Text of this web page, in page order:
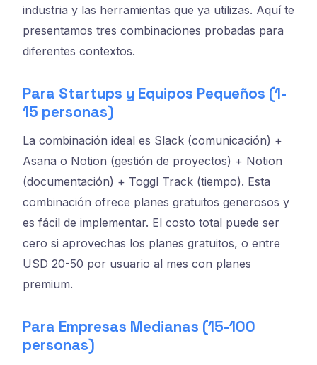
industria y las herramientas que ya utilizas. Aquí te
presentamos tres combinaciones probadas para
diferentes contextos.
Para Startups y Equipos Pequeños (1-
15 personas)
La combinación ideal es Slack (comunicación) +
Asana o Notion (gestión de proyectos) + Notion
(documentación) + Toggl Track (tiempo). Esta
combinación ofrece planes gratuitos generosos y
es fácil de implementar. El costo total puede ser
cero si aprovechas los planes gratuitos, o entre
USD 20-50 por usuario al mes con planes
premium.
Para Empresas Medianas (15-100
personas)